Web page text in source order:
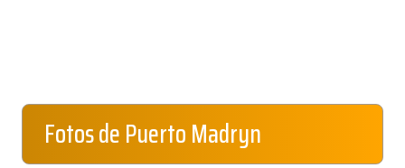
Fotos de Puerto Madryn